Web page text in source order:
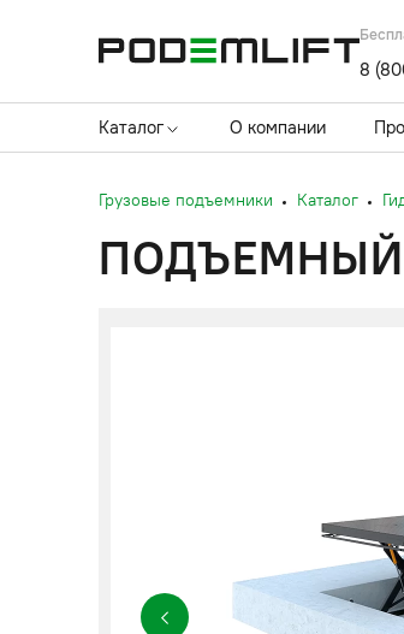
8
Каталог О компании
Грузовые подъемники Каталог
ПОДЪЕМНЫЙ